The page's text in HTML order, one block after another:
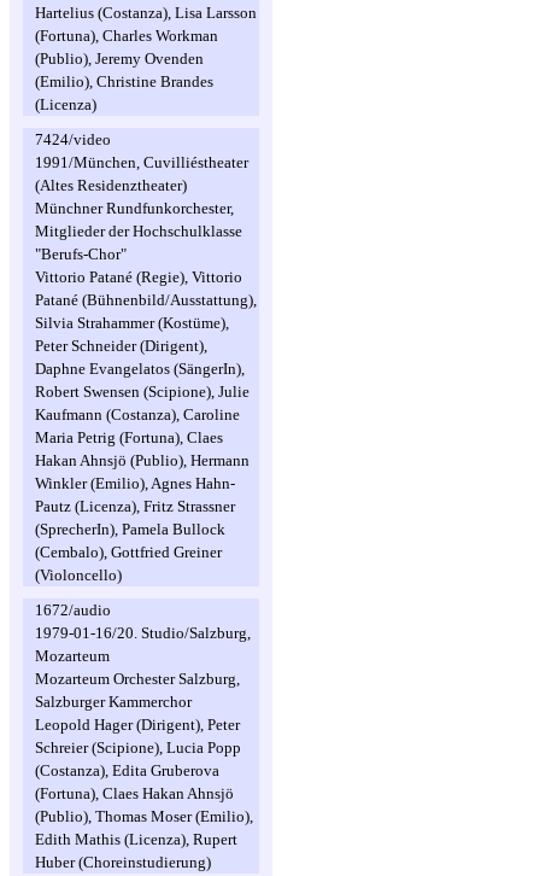
Hartelius (Costanza), Lisa Larsson
(Fortuna), Charles Workman
(Publio), Jeremy Ovenden
(Emilio), Christine Brandes
(Licenza)
7424/video
1991/München, Cuvilliéstheater
(Altes Residenztheater)
Münchner Rundfunkorchester,
Mitglieder der Hochschulklasse
"Berufs-Chor"
Vittorio Patané (Regie), Vittorio
Patané (Bühnenbild/Ausstattung),
Silvia Strahammer (Kostüme),
Peter Schneider (Dirigent),
Daphne Evangelatos (SängerIn),
Robert Swensen (Scipione), Julie
Kaufmann (Costanza), Caroline
Maria Petrig (Fortuna), Claes
Hakan Ahnsjö (Publio), Hermann
Winkler (Emilio), Agnes Hahn-
Pautz (Licenza), Fritz Strassner
(SprecherIn), Pamela Bullock
(Cembalo), Gottfried Greiner
(Violoncello)
1672/audio
1979-01-16/20. Studio/Salzburg,
Mozarteum
Mozarteum Orchester Salzburg,
Salzburger Kammerchor
Leopold Hager (Dirigent), Peter
Schreier (Scipione), Lucia Popp
(Costanza), Edita Gruberova
(Fortuna), Claes Hakan Ahnsjö
(Publio), Thomas Moser (Emilio),
Edith Mathis (Licenza), Rupert
Huber (Choreinstudierung)